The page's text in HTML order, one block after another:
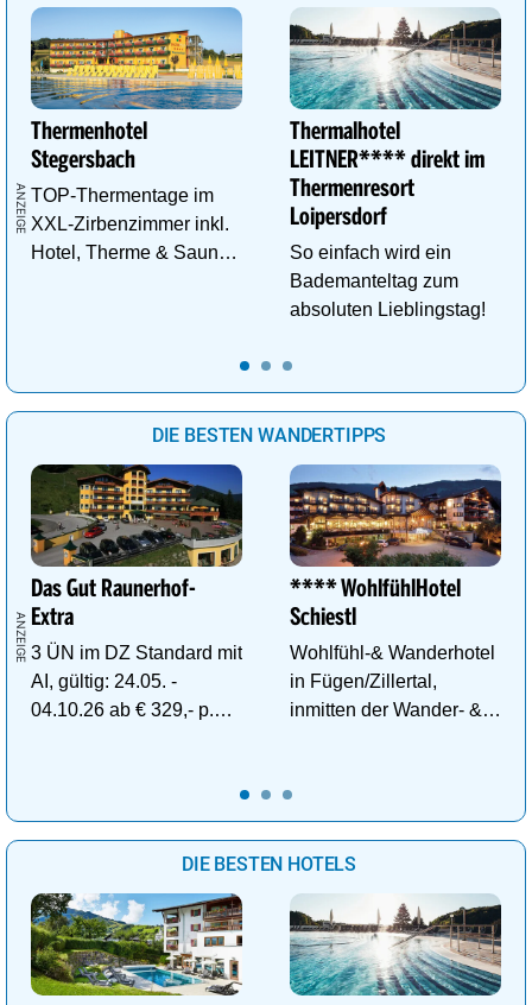
Thermenhotel
Stegersbach
TOP-Thermentage im
XXL-Zirbenzimmer inkl.
Hotel, Therme & Sauna
Thermalhotel
LEITNER**** direkt im
Thermenresort
Loipersdorf
So einfach wird ein
Bademanteltag zum
absoluten Lieblingstag!
DIE BESTEN WANDERTIPPS
Das Gut Raunerhof-
Extra
3 ÜN im DZ Standard mit
AI, gültig: 24.05. -
04.10.26 ab € 329,- p.P.
**** WohlfühlHotel
Schiestl
Wohlfühl-& Wanderhotel
in Fügen/Zillertal,
inmitten der Wander- &
DIE BESTEN HOTELS